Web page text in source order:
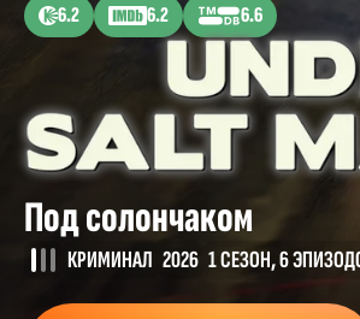
6.2 6.2 6.6
Под солончаком
КРИМИНАЛ 2026 1 СЕЗОН, 6